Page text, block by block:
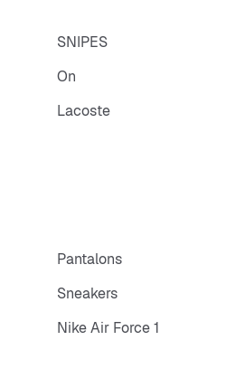
SNIPES
On
Lacoste
Pantalons
Sneakers
Nike Air Force 1